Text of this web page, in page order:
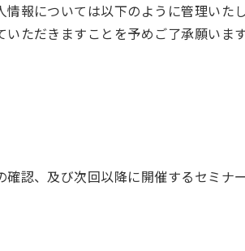
報については以下のように管理いた
ただきますことを予めご了承願いま
認、及び次回以降に開催するセミナ